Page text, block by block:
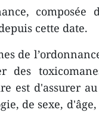
cette date.
de
des
est d'assurer
de sexe,